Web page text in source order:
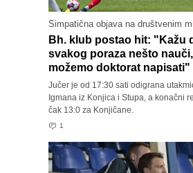
Simpatična objava na društvenim
Bh. klub postao hit: "Kažu
svakog poraza nešto
možemo doktorat napisati"
Jučer je od 17:30 sati odigrana
Igmana iz Konjica i Stupa, a konačni
čak 13:0 za Konjičane.
1